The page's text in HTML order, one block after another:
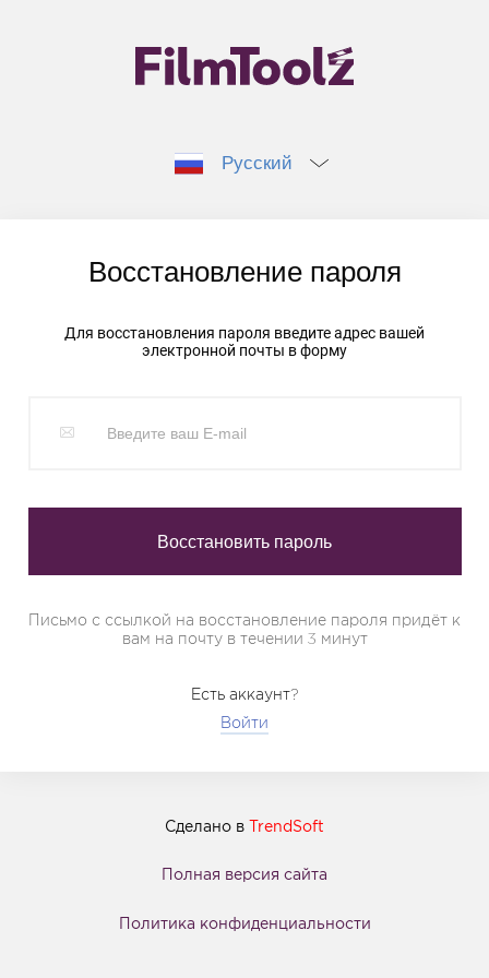
Русский
Восстановление пароля
Для восстановления пароля введите адрес вашей
электронной почты в форму
Письмо с ссылкой на восстановление пароля придёт к
вам на почту в течении 3 минут
Есть аккаунт?
Войти
Сделано в TrendSoft
Полная версия сайта
Политика конфиденциальности